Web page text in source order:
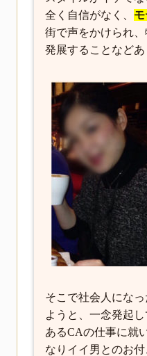
全く自信がなく、
街で声をかけられ
発展することなどあ
そこで社会人にな
ようと、一念発起
あるCAの仕事に就
なりイイ男とのお付